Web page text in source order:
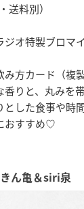
送料別）
オ特製ブロマ
方カード（複製
りと、丸みを
した食事や時
おすすめ♡
きん亀＆siri泉